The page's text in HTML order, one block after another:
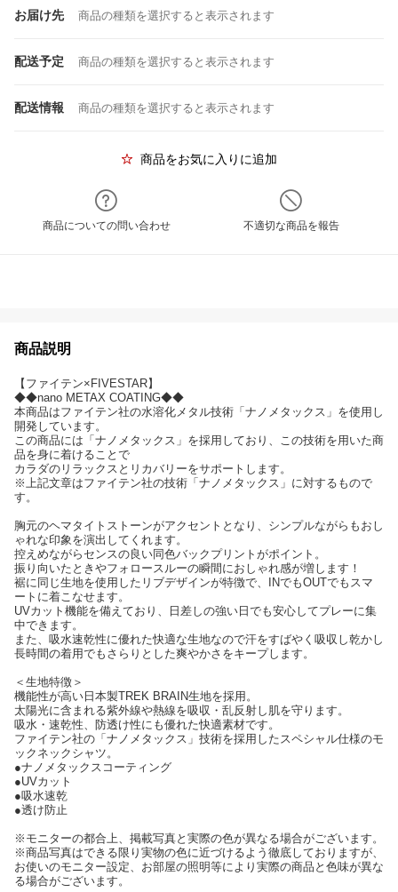
お届け先 商品の種類を選択すると表示されます
配送予定 商品の種類を選択すると表示されます
配送情報 商品の種類を選択すると表示されます
商品をお気に入りに追加
商品についての問い合わせ 不適切な商品を報告
商品説明
【ファイテン×FIVESTAR】
◆◆nano METAX COATING◆◆
本商品はファイテン社の水溶化メタル技術「ナノメタックス」を使用し
開発しています。
この商品には「ナノメタックス」を採用しており、この技術を用いた商
品を身に着けることで
カラダのリラックスとリカバリーをサポートします。
※上記文章はファイテン社の技術「ナノメタックス」に対するもので
す。
胸元のヘマタイトストーンがアクセントとなり、シンプルながらもおし
ゃれな印象を演出してくれます。
控えめながらセンスの良い同色バックプリントがポイント。
振り向いたときやフォロースルーの瞬間におしゃれ感が増します！
裾に同じ生地を使用したリブデザインが特徴で、INでもOUTでもスマ
ートに着こなせます。
UVカット機能を備えており、日差しの強い日でも安心してプレーに集
中できます。
また、吸水速乾性に優れた快適な生地なので汗をすばやく吸収し乾かし
長時間の着用でもさらりとした爽やかさをキープします。
＜生地特徴＞
機能性が高い日本製TREK BRAIN生地を採用。
太陽光に含まれる紫外線や熱線を吸収・乱反射し肌を守ります。
吸水・速乾性、防透け性にも優れた快適素材です。
ファイテン社の「ナノメタックス」技術を採用したスペシャル仕様のモ
ックネックシャツ。
●ナノメタックスコーティング
●UVカット
●吸水速乾
●透け防止
※モニターの都合上、掲載写真と実際の色が異なる場合がございます。
※商品写真はできる限り実物の色に近づけるよう徹底しておりますが、
お使いのモニター設定、お部屋の照明等により実際の商品と色味が異な
る場合がございます。